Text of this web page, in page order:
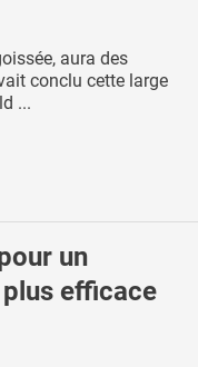
aura des
conclu cette large
...
un
efficace